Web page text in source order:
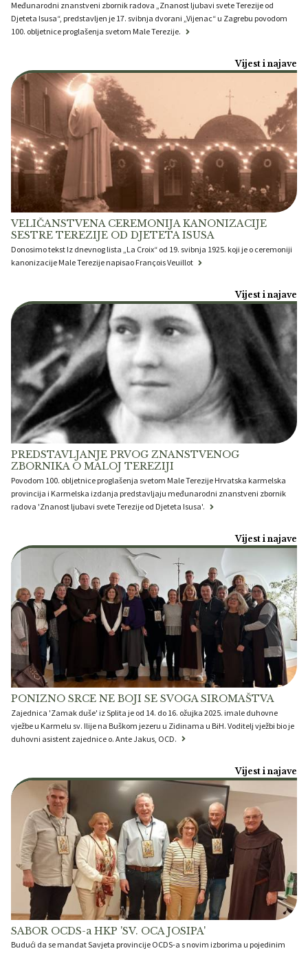
Međunarodni znanstveni zbornik radova „Znanost ljubavi svete Terezije od
Djeteta Isusa“, predstavljen je 17. svibnja dvorani „Vijenac“ u Zagrebu povodom
100. obljetnice proglašenja svetom Male Terezije.
Vijest i najave
VELIČANSTVENA CEREMONIJA KANONIZACIJE
SESTRE TEREZIJE OD DJETETA ISUSA
Donosimo tekst Iz dnevnog lista „La Croix“ od 19. svibnja 1925. koji je o ceremoniji
kanonizacije Male Terezije napisao François Veuillot
Vijest i najave
PREDSTAVLJANJE PRVOG ZNANSTVENOG
ZBORNIKA O MALOJ TEREZIJI
Povodom 100. obljetnice proglašenja svetom Male Terezije Hrvatska karmelska
provincija i Karmelska izdanja predstavljaju međunarodni znanstveni zbornik
radova 'Znanost ljubavi svete Terezije od Djeteta Isusa'.
Vijest i najave
PONIZNO SRCE NE BOJI SE SVOGA SIROMAŠTVA
Zajednica 'Zamak duše' iz Splita je od 14. do 16. ožujka 2025. imale duhovne
vježbe u Karmelu sv. Ilije na Buškom jezeru u Zidinama u BiH. Voditelj vježbi bio je
duhovni asistent zajednice o. Ante Jakus, OCD.
Vijest i najave
SABOR OCDS-a HKP 'SV. OCA JOSIPA'
Budući da se mandat Savjeta provincije OCDS-a s novim izborima u pojedinim